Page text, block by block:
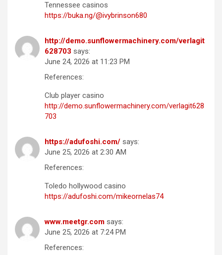
Tennessee casinos
https://buka.ng/@ivybrinson680
http://demo.sunflowermachinery.com/verlagit
628703 says:
June 24, 2026 at 11:23 PM
References:
Club player casino
http://demo.sunflowermachinery.com/verlagit628
703
https://adufoshi.com/ says:
June 25, 2026 at 2:30 AM
References:
Toledo hollywood casino
https://adufoshi.com/mikeornelas74
www.meetgr.com says:
June 25, 2026 at 7:24 PM
References: